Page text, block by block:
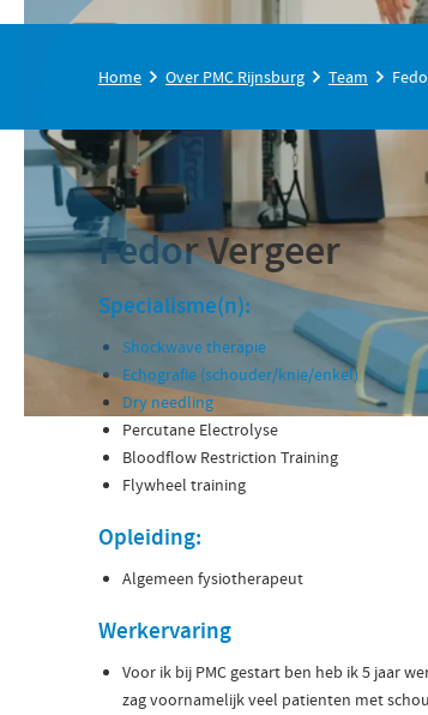
Home Over PMC Rijnsburg Team
Fedor Vergeer
Specialisme(n):
Shockwave therapie
Echografie (schouder/knie/enkel)
Dry needling
Percutane Electrolyse
Bloodflow Restriction Training
Flywheel training
Opleiding:
Algemeen fysiotherapeut
Werkervaring
Voor ik bij PMC gestart ben heb ik 5 jaar
zag voornamelijk veel patienten met